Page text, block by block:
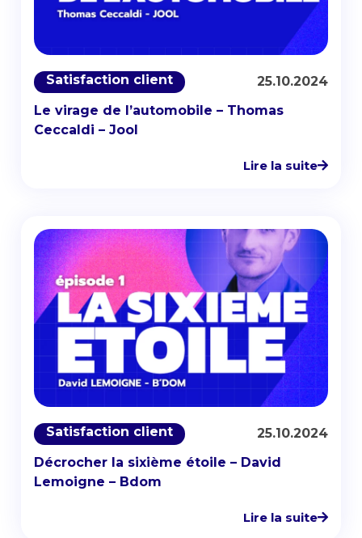
Satisfaction client
25.10.2024
Le virage de l’automobile – Thomas
Ceccaldi – Jool
Lire la suite
Satisfaction client
25.10.2024
Décrocher la sixième étoile – David
Lemoigne – Bdom
Lire la suite